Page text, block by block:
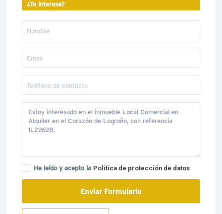
¿Te interesa?
He leído y acepto la Política de protección de datos